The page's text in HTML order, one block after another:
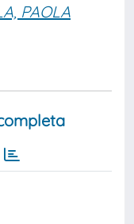
PAOLA